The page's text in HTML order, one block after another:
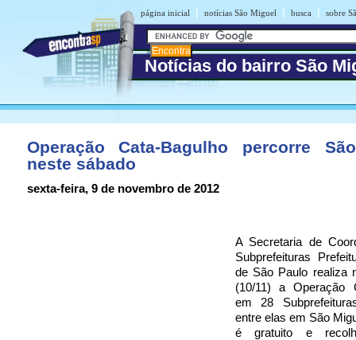
página inicial | notícias São Miguel | busca | sobre
Notícias do bairro São
Operação Cata-Bagulho percorre
neste sábado
sexta-feira, 9 de novembro de 2012
A Secretaria de
Subprefeituras
de São Paulo realiza
(10/11) a Operação
em 28
entre elas em São
é gratuito e